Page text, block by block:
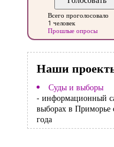
Всего проголосовало
1 человек
Прошлые опросы
Наши
Суды и выборы
- информационный
выборах в Приморье
года